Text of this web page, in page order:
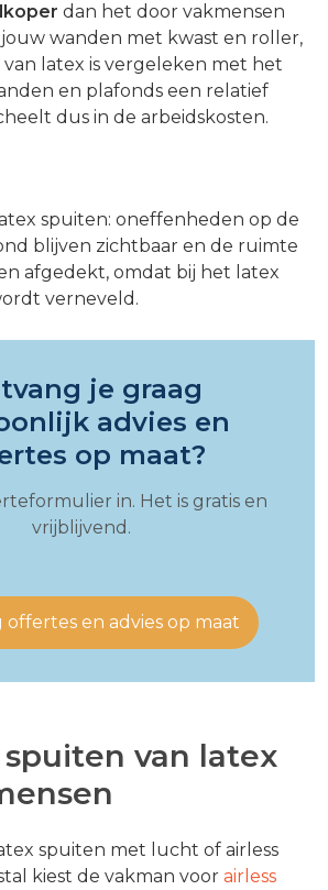
dan het door vakmensen
wanden met kwast en roller,
latex is vergeleken met het
en plafonds een relatief
dus in de arbeidskosten.
spuiten: oneffenheden op de
blijven zichtbaar en de ruimte
afgedekt, omdat bij het latex
verneveld.
je graag
advies en
op maat?
in. Het is gratis en
vrijblijvend.
offertes en advies op maat
van latex
spuiten met lucht of airless
kiest de vakman voor airless